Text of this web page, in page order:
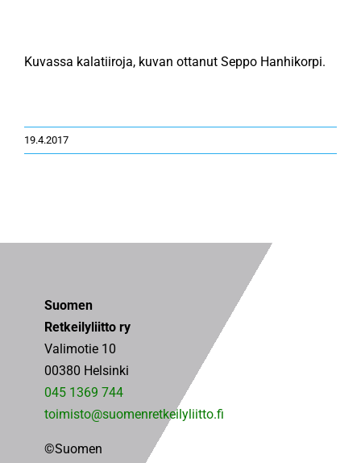
Kuvassa kalatiiroja, kuvan ottanut Seppo Hanhikorpi.
19.4.2017
Suomen
Retkeilyliitto ry
Valimotie 10
00380 Helsinki
045 1369 744
toimisto@suomenretkeilyliitto.fi
©Suomen